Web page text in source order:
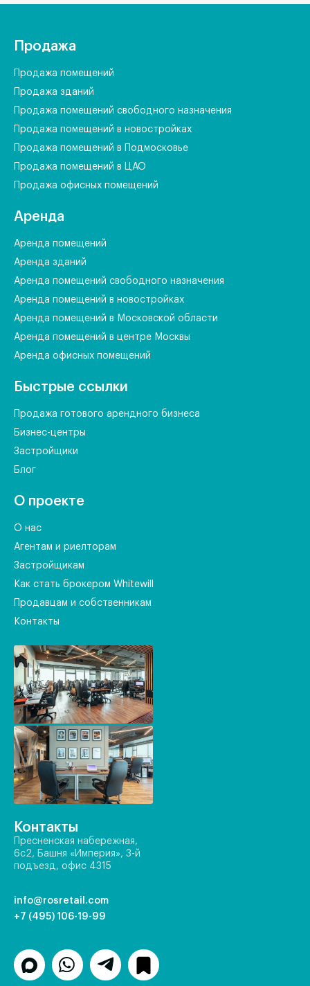
Продажа
Продажа помещений
Продажа зданий
Продажа помещений свободного назначения
Продажа помещений в новостройках
Продажа помещений в Подмосковье
Продажа помещений в ЦАО
Продажа офисных помещений
Аренда
Аренда помещений
Аренда зданий
Аренда помещений свободного назначения
Аренда помещений в новостройках
Аренда помещений в Московской области
Аренда помещений в центре Москвы
Аренда офисных помещений
Быстрые ссылки
Продажа готового арендного бизнеса
Бизнес-центры
Застройщики
Блог
О проекте
О нас
Агентам и риелторам
Застройщикам
Как стать брокером Whitewill
Продавцам и собственникам
Контакты
Контакты
Пресненская набережная,
6с2, Башня «Империя», 3-й
подъезд, офис 4315
info@rosretail.com
+7 (495) 106-19-99